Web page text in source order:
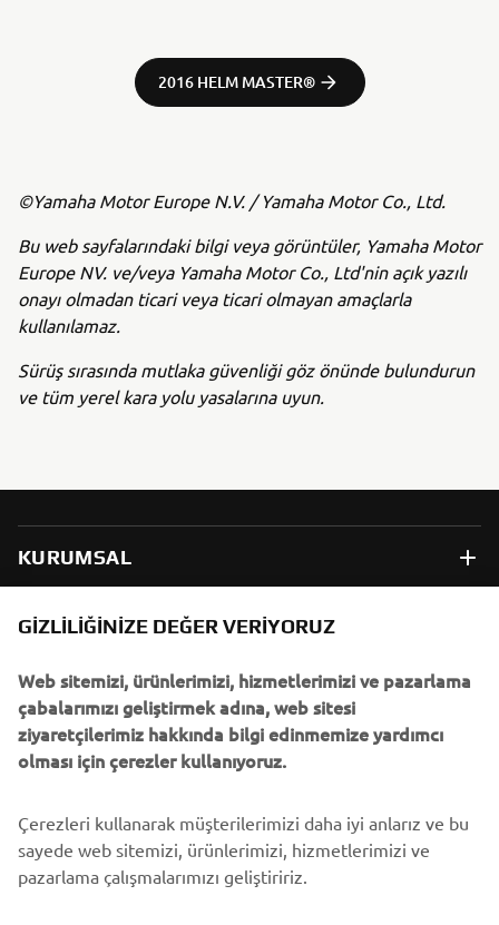
2016 HELM MASTER®
©Yamaha Motor Europe N.V. / Yamaha Motor Co., Ltd.
Bu web sayfalarındaki bilgi veya görüntüler, Yamaha Motor
Europe NV. ve/veya Yamaha Motor Co., Ltd'nin açık yazılı
onayı olmadan ticari veya ticari olmayan amaçlarla
kullanılamaz.
Sürüş sırasında mutlaka güvenliği göz önünde bulundurun
ve tüm yerel kara yolu yasalarına uyun.
KURUMSAL
B2B
DAHA FAZLA YAMAHA
DESTEK
BÜLTEN
En son fırsatları, özel etkinlikleri, yeni çıkan ürünleri ve daha
fazlasını ilk öğrenen siz olun
GIZLILIĞINIZE DEĞER VERIYORUZ
Web sitemizi, ürünlerimizi, hizmetlerimizi ve pazarlama
çabalarımızı geliştirmek adına, web sitesi
ziyaretçilerimiz hakkında bilgi edinmemize yardımcı
olması için çerezler kullanıyoruz.
Çerezleri kullanarak müşterilerimizi daha iyi anlarız ve bu
sayede web sitemizi, ürünlerimizi, hizmetlerimizi ve
pazarlama çalışmalarımızı geliştiririz.